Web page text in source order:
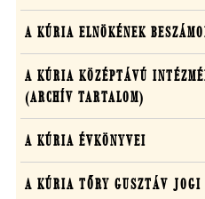
A KÚRIA ELNÖKÉNEK
A KÚRIA KÖZÉPTÁVÚ
(ARCHÍV TARTALOM)
(ÚJ ABLAKBAN NYÍLIK MEG)
A KÚRIA ÉVKÖNYVEI
A KÚRIA TŐRY GUSZTÁV